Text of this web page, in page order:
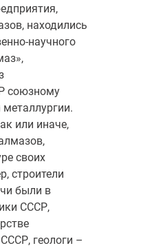
находились
научного
союзному
металлургии.
или иначе,
своих
строители
были в
СССР,
геологи –